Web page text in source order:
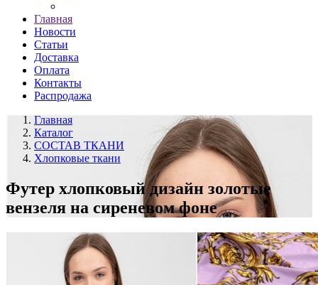
Главная
Новости
Статьи
Доставка
Оплата
Контакты
Распродажа
Главная
Каталог
СОСТАВ ТКАНИ
Хлопковые ткани
Футер хлопковый дизайн золотые
вензеля на сиреневом фоне